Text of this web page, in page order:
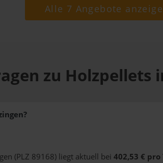
Alle 7 Angebote
zu Holzpellets
(PLZ 89168) liegt aktuell bei 402,53 € pro